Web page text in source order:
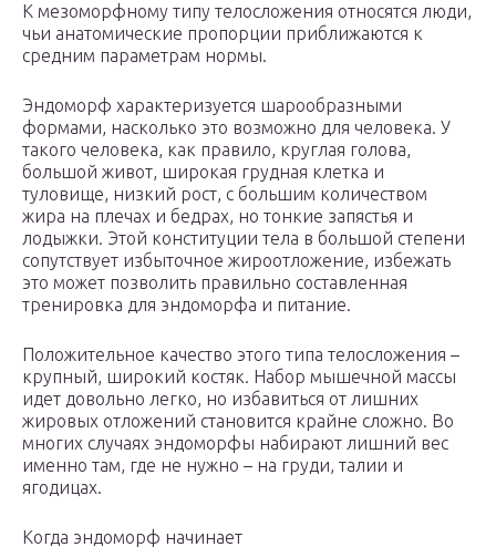
К мезоморфному типу телосложения относятся люди,
чьи анатомические пропорции приближаются к
средним параметрам нормы.
Эндоморф характеризуется шарообразными
формами, насколько это возможно для человека. У
такого человека, как правило, круглая голова,
большой живот, широкая грудная клетка и
туловище, низкий рост, с большим количеством
жира на плечах и бедрах, но тонкие запястья и
лодыжки. Этой конституции тела в большой степени
сопутствует избыточное жироотложение, избежать
это может позволить правильно составленная
тренировка для эндоморфа и питание.
Положительное качество этого типа телосложения –
крупный, широкий костяк. Набор мышечной массы
идет довольно легко, но избавиться от лишних
жировых отложений становится крайне сложно. Во
многих случаях эндоморфы набирают лишний вес
именно там, где не нужно – на груди, талии и
ягодицах.
Когда эндоморф начинает